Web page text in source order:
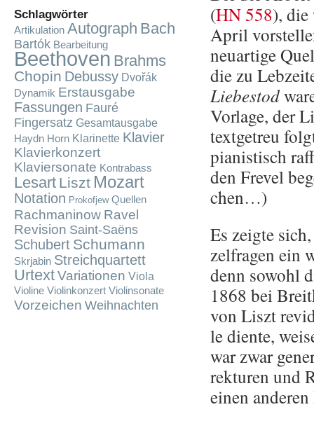
(HN 558),
April
neu­ar­ti­ge
die zu
Lie­bes­tod
Vor­la­ge, der
text­ge­treu
pia­nis­tisch
den Fre­vel
chen…)
Es zeig­te
zel­fra­gen ein
denn so­wohl
1868 bei
von Liszt
le dien­te,
war zwar
rek­tu­ren und
einen
Schlagwörter
Artikulation Autograph Bach
Bartók Bearbeitung
Beethoven Brahms
Chopin Debussy Dvořák
Dynamik Erstausgabe
Fassungen Fauré
Fingersatz Gesamtausgabe
Haydn Horn Klarinette Klavier
Klavierkonzert
Klaviersonate Kontrabass
Lesart Liszt Mozart
Notation Prokofjew Quellen
Rachmaninow Ravel
Revision Saint-Saëns
Schubert Schumann
Skrjabin Streichquartett
UrtextVariationen Viola
Violine Violinkonzert Violinsonate
Vorzeichen Weihnachten